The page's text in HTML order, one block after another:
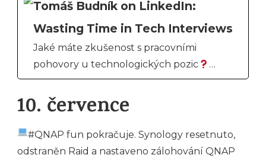
Tomáš Budník on LinkedIn:
Wasting Time in Tech Interviews
Jaké máte zkušenost s pracovními
pohovory u technologických pozic
…
10. července
#QNAP fun pokračuje. Synology resetnuto,
odstraněn Raid a nastaveno zálohování QNAP